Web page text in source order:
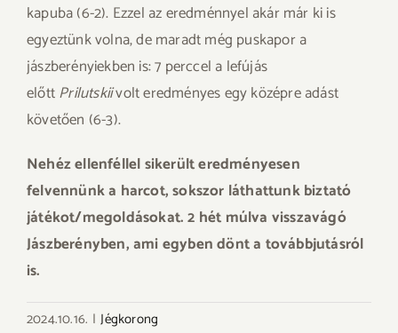
kapuba (6-2). Ezzel az eredménnyel akár már ki is
egyeztünk volna, de maradt még puskapor a
jászberényiekben is: 7 perccel a lefújás
előttPrilutskiivolt eredményes egy középre adást
követően (6-3).
Nehéz ellenféllel sikerült eredményesen
felvennünk a harcot, sokszor láthattunk biztató
játékot/megoldásokat. 2 hét múlva visszavágó
Jászberényben, ami egyben dönt a továbbjutásról
is.
2024.10.16. | Jégkorong